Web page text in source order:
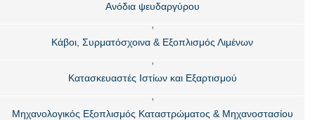
Ανόδια ψευδαργύρου
,
Κάβοι, Συρματόσχοινα & Εξοπλισμός Λιμένων
,
Κατασκευαστές Ιστίων και Εξαρτισμού
,
Μηχανολογικός Εξοπλισμός Καταστρώματος & Μηχανοστασίου